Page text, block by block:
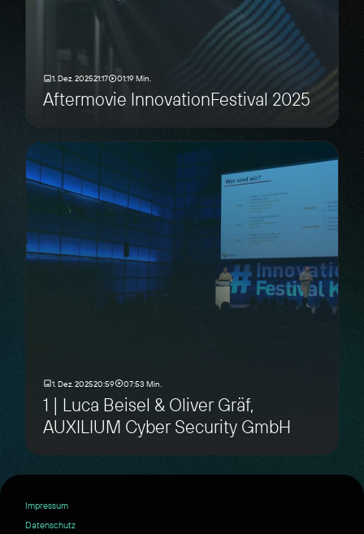
1. Dez. 202521:17 01:19 Min.
Aftermovie InnovationFestival 2025
1. Dez. 202520:59 07:53 Min.
1 | Luca Beisel & Oliver Gräf,
AUXILIUM Cyber Security GmbH
Impressum
Datenschutz